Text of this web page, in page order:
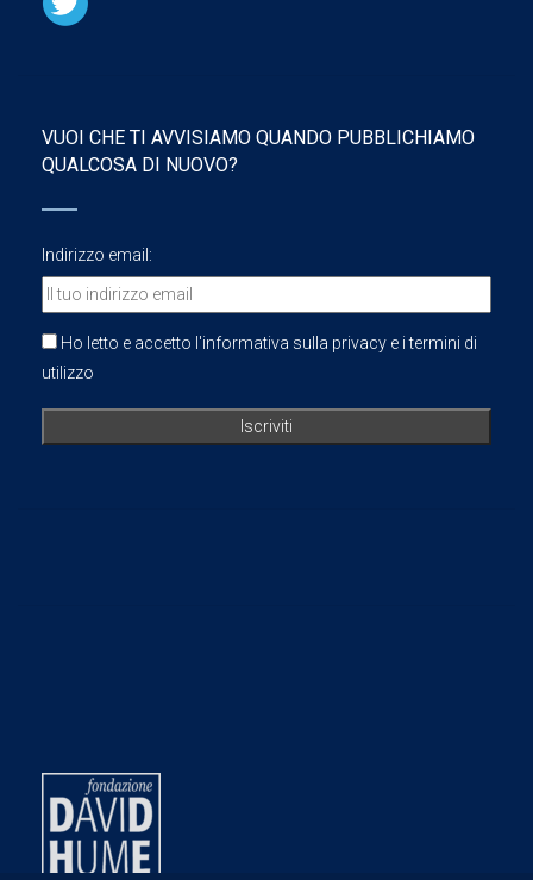
VUOI CHE TI AVVISIAMO QUANDO PUBBLICHIAMO
QUALCOSA DI NUOVO?
Indirizzo email:
Ho letto e accetto l'informativa sulla privacy e i termini di
utilizzo